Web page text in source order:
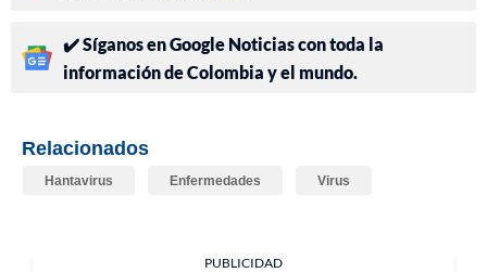
✔️ Síganos en Google Noticias con toda la
información de Colombia y el mundo.
Relacionados
Hantavirus Enfermedades Virus
PUBLICIDAD